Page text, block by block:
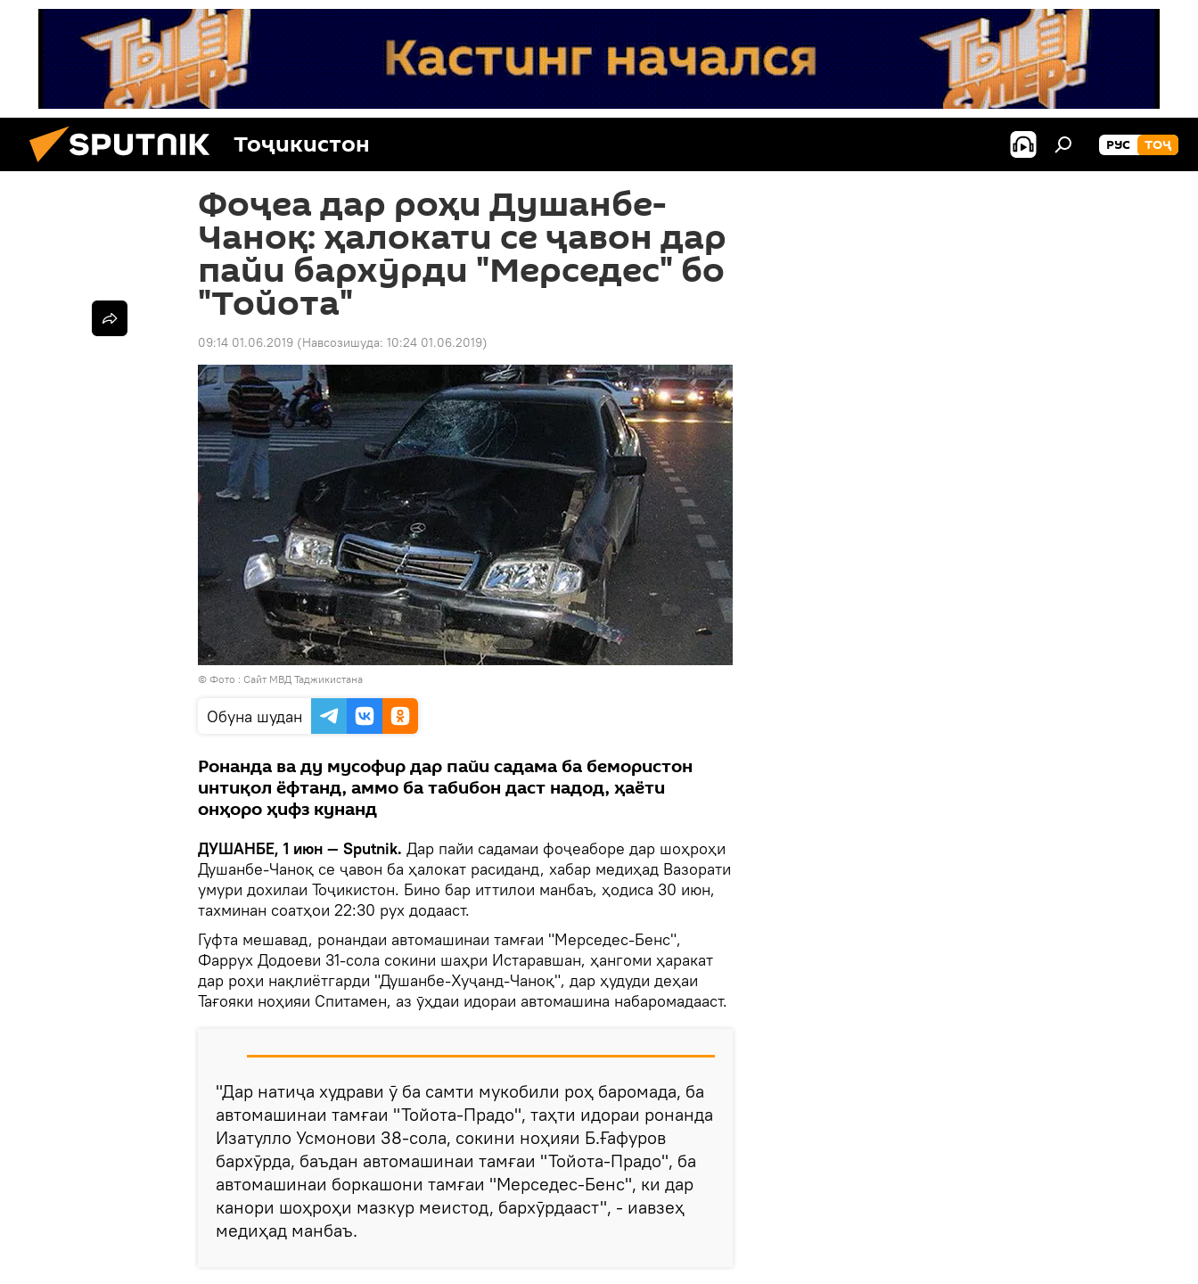
Тоҷикистон РУС ТОҶ
Фоҷеа дар роҳи Душанбе-
Чаноқ: ҳалокати се ҷавон дар
пайи бархӯрди "Мерседес" бо
"Тойота"
09:14 01.06.2019 (Навсозишуда: 10:24 01.06.2019)
© Фото : Сайт МВД Таджикистана
Обуна шудан
Ронанда ва ду мусофир дар пайи садама ба бемористон
интиқол ёфтанд, аммо ба табибон даст надод, ҳаёти
онҳоро ҳифз кунанд
ДУШАНБЕ, 1 июн — Sputnik. Дар пайи садамаи фоҷеаборе дар шоҳроҳи
Душанбе-Чаноқ се ҷавон ба ҳалокат расиданд, хабар медиҳад Вазорати
умури дохилаи Тоҷикистон. Бино бар иттилои манбаъ, ҳодиса 30 июн,
тахминан соатҳои 22:30 рух додааст.
Гуфта мешавад, ронандаи автомашинаи тамғаи "Мерседес-Бенс",
Фаррух Додоеви 31-сола сокини шаҳри Истаравшан, ҳангоми ҳаракат
дар роҳи нақлиётгарди "Душанбе-Хуҷанд-Чаноқ", дар ҳудуди деҳаи
Тағояки ноҳияи Спитамен, аз ӯҳдаи идораи автомашина набаромадааст.
"Дар натиҷа худрави ӯ ба самти мукобили роҳ баромада, ба
автомашинаи тамғаи "Тойота-Прадо", таҳти идораи ронанда
Изатулло Усмонови 38-сола, сокини ноҳияи Б.Ғафуров
бархӯрда, баъдан автомашинаи тамғаи "Тойота-Прадо", ба
автомашинаи боркашони тамғаи "Мерседес-Бенс", ки дар
канори шоҳроҳи мазкур меистод, бархӯрдааст", - иавзеҳ
медиҳад манбаъ.